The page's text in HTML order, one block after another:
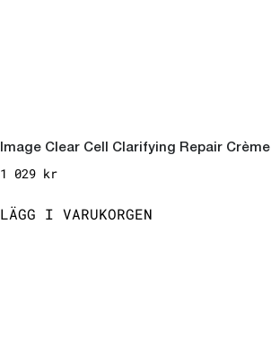
Image Clear Cell Clarifying Repair Crème
1 029 kr
LÄGG I VARUKORGEN